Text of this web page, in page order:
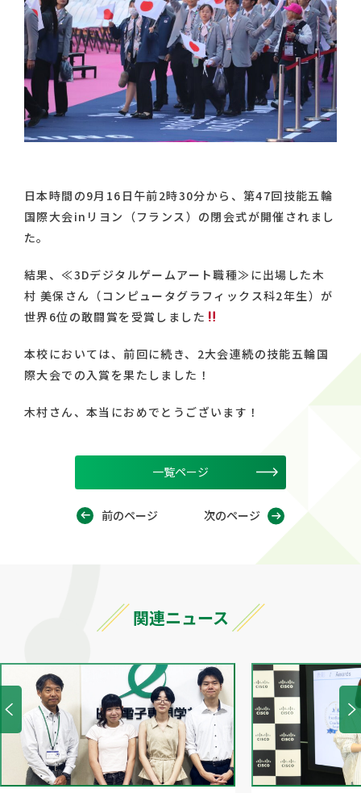
日本時間の9月16日午前2時30分から、第47回技能五輪
国際大会inリヨン（フランス）の閉会式が開催されまし
た。
結果、≪3Dデジタルゲームアート職種≫に出場した木
村 美保さん（コンピュータグラフィックス科2年生）が
世界6位の敢闘賞を受賞しました
本校においては、前回に続き、2大会連続の技能五輪国
際大会での入賞を果たしました！
木村さん、本当におめでとうございます！
前のページ
一覧ページ
次のページ
関連ニュース